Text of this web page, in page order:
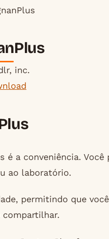
inc.
é a conveniência.
ao laboratório.
permitindo que
compartilhar.